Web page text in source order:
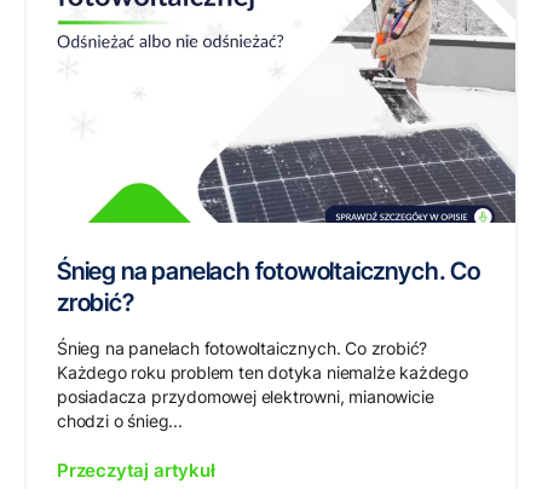
Śnieg na panelach fotowoltaicznych. Co
zrobić?
Śnieg na panelach fotowoltaicznych. Co zrobić?
Każdego roku problem ten dotyka niemalże każdego
posiadacza przydomowej elektrowni, mianowicie
chodzi o śnieg...
Przeczytaj artykuł